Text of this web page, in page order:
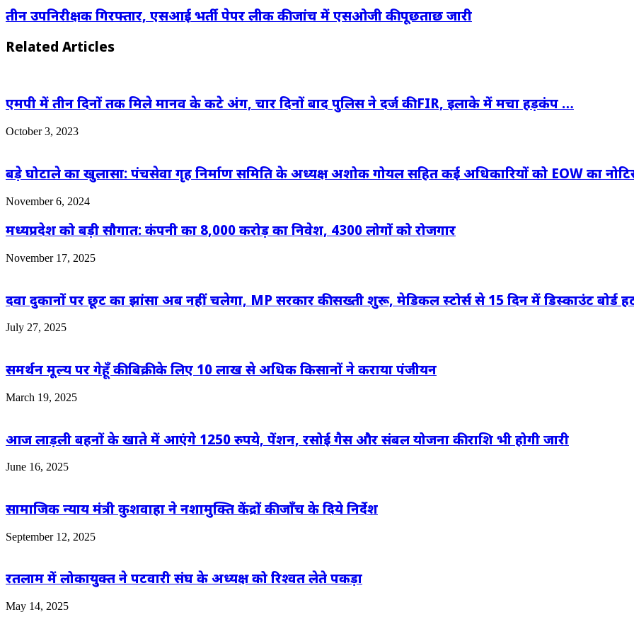
तीन उपनिरीक्षक गिरफ्तार, एसआई भर्ती पेपर लीक की जांच में एसओजी की पूछताछ जारी
Related Articles
एमपी में तीन दिनों तक मिले मानव के कटे अंग, चार दिनों बाद पुलिस ने दर्ज की FIR, इलाके में मचा हड़कंप …
October 3, 2023
बड़े घोटाले का खुलासा: पंचसेवा गृह निर्माण समिति के अध्यक्ष अशोक गोयल सहित कई अधिकारियों को EOW का
November 6, 2024
मध्यप्रदेश को बड़ी सौगात: कंपनी का 8,000 करोड़ का निवेश, 4300 लोगों को रोजगार
November 17, 2025
दवा दुकानों पर छूट का झांसा अब नहीं चलेगा, MP सरकार की सख्ती शुरू, मेडिकल स्टोर्स से 15 दिन में डिस्काउंट बोर्ड
July 27, 2025
समर्थन मूल्य पर गेहूँ की बिक्री के लिए 10 लाख से अधिक किसानों ने कराया पंजीयन
March 19, 2025
आज लाड़ली बहनों के खाते में आएंगे 1250 रुपये, पेंशन, रसोई गैस और संबल योजना की राशि भी होगी जारी
June 16, 2025
सामाजिक न्याय मंत्री कुशवाहा ने नशामुक्ति केंद्रों की जाँच के दिये निर्देश
September 12, 2025
रतलाम में लोकायुक्त ने पटवारी संघ के अध्यक्ष को रिश्वत लेते पकड़ा
May 14, 2025